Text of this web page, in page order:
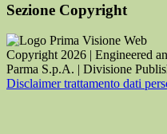
Sezione Copyright
Copyright 2026 | Engineered
Parma S.p.A. | Divisione
Disclaimer trattamento dati